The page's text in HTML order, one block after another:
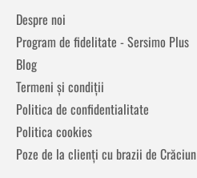
Despre noi
Program de fidelitate - Sersimo Plus
Blog
Termeni și condiții
Politica de confidentialitate
Politica cookies
Poze de la clienți cu brazii de Crăciun